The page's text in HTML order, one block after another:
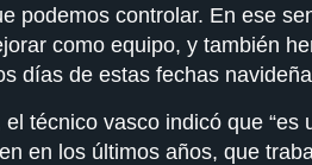
podemos controlar. En ese
como equipo, y también
días de estas fechas
técnico vasco indicó que
en los últimos años, que